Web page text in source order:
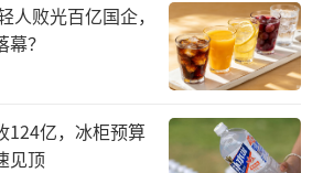
要有超声和内窥镜两部分业
务稳定增长，软镜设备业务
人败光百亿国企，
？
124亿，冰柜预算
见顶